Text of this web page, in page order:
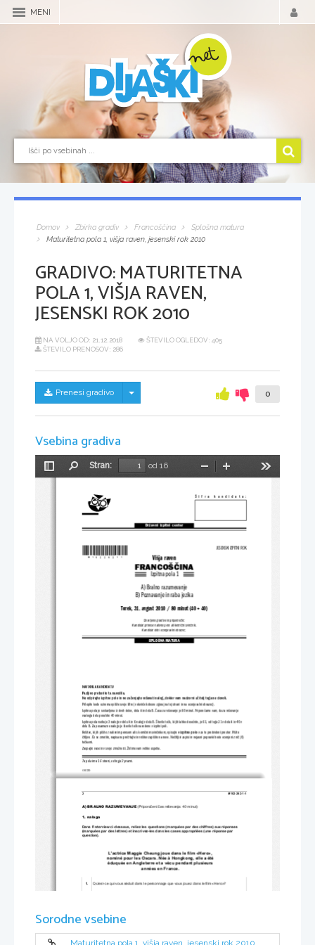
MENI
Domov Zbirka gradiv Francoščina
Splošna matura
Maturitetna pola 1, višja raven, jesenski rok 2010
GRADIVO:MATURITETNA
POLA 1, VIŠJA RAVEN,
JESENSKI ROK 2010
NA VOLJO OD: 21.12.2018
ŠTEVILO OGLEDOV: 405
ŠTEVILO PRENOSOV: 286
Prenesi gradivo Skrij/prikaži meni 0
Vsebina gradiva
Preklopi
Stran:
od 16
Pomanjšaj
JESENSKI IZPITNI ROK
Izpitna pola 1
A) Bralno razumevanje
B) Poznavanje in raba jezika
Dovoljeno gradivo in pripomočki:
Kandidat prinese nalivno pero ali kemični svinčnik.
Kandidat dobi ocenjevalni obrazec.
FRANCOŠČINA
Ta pola ima 16 strani, od tega 2 prazni.
Torek, 31. avgust 2010 / 80 minut (40 + 40)
Višja raven
Državni  izpitni  center
SPLOŠNA MATURA
NAVODILA KANDIDATU
Pazljivo preberite ta navodila.
Ne odpirajte izpitne pole in ne začenjajte reševati nalog, dokler vam nadzorni učitelj tega ne dovoli.
Prilepite kodo oziroma vpišite svojo šifro (v okvirček desno zgoraj na tej strani in na ocenjevalni obrazec).
Izpitna pola je sestavljena iz dveh delov, dela A in dela B. Časa za reševanje je 80 minut. Priporočamo vam, da za reševanje
vsakega dela porabite 40 minut.
Izpitna pola vsebuje 3 naloge v delu A in 6 nalog v delu B. Število točk, ki jih lahko dosežete, je 61, od tega 21 v delu A in 40 v
delu B. Za posamezno nalogo je število točk navedeno v izpitni poli.
Rešitve, ki jih pišite z nalivnim peresom ali s kemičnim svinčnikom, vpisujte v izpitno polo v za to predvideni prostor. Pišite
čitljivo. Če se zmotite, napisano prečrtajte in rešitev zapišite na novo. Nečitljivi zapisi in nejasni popravki bodo ocenjeni z nič (0)
točkami.
Zaupajte vase in v svoje zmožnosti. Želimo vam veliko uspeha.
© RIC 2010
Šifra  kandidata:
2 M102-262-1-1
A) BRALNO RAZUMEVANJE (Priporočeni čas reševanja: 40 minut)
1. naloga
Dans l'interview ci-dessous, reliez les questions (marquées par des chiffres) aux réponses
(marquées par des lettres) et inscrivez-les dans les cases appropriées (une réponse par
question).
L'actrice Maggie Cheung joue dans le film «Hero»,
nominé pour les Oscars. Née à Hongkong, elle a été
éduquée en Angleterre et a vécu pendant plusieurs
années en France.
1. Qu'est-ce qui vous séduit dans le personnage que vous jouez dans le film «Hero»?
4. Qu'est-ce que l'éducation britannique vous a apporté?
Sorodne vsebine
Maturitetna pola 1, višja raven, jesenski rok 2010